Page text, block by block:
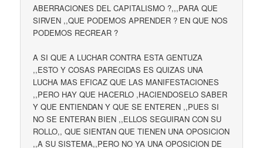
ABERRACIONES DEL CAPITALISMO ?,,,PARA QUE
SIRVEN ,,QUE PODEMOS APRENDER ? EN QUE NOS
PODEMOS RECREAR ?
A SI QUE A LUCHAR CONTRA ESTA GENTUZA
,,ESTO Y COSAS PARECIDAS ES QUIZAS UNA
LUCHA MAS EFICAZ QUE LAS MANIFESTACIONES
,,PERO HAY QUE HACERLO ,HACIENDOSELO SABER
Y QUE ENTIENDAN Y QUE SE ENTEREN ,,PUES SI
NO SE ENTERAN BIEN ,,ELLOS SEGUIRAN CON SU
ROLLO,, QUE SIENTAN QUE TIENEN UNA OPOSICION
,,A SU SISTEMA,,PERO NO YA UNA OPOSICION DE